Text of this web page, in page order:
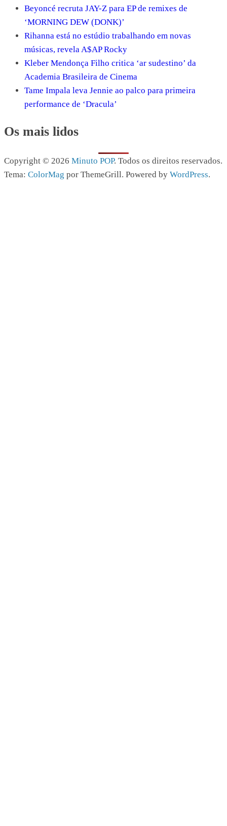
Beyoncé recruta JAY-Z para EP de remixes de
‘MORNING DEW (DONK)’
Rihanna está no estúdio trabalhando em novas
músicas, revela A$AP Rocky
Kleber Mendonça Filho critica ‘ar sudestino’ da
Academia Brasileira de Cinema
Tame Impala leva Jennie ao palco para primeira
performance de ‘Dracula’
Os mais lidos
Copyright © 2026 Minuto POP. Todos os direitos reservados.
Tema: ColorMag por ThemeGrill. Powered by WordPress.